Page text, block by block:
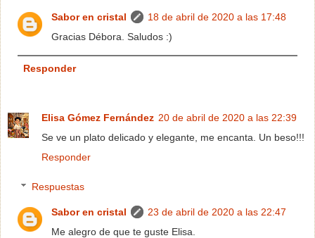
Sabor en cristal
18 de abril de 2020 a las 17:48
Gracias Débora. Saludos :)
Responder
Elisa Gómez Fernández 20 de abril de 2020 a las 22:39
Se ve un plato delicado y elegante, me encanta. Un beso!!!
Responder
Respuestas
Sabor en cristal
23 de abril de 2020 a las 22:47
Me alegro de que te guste Elisa.